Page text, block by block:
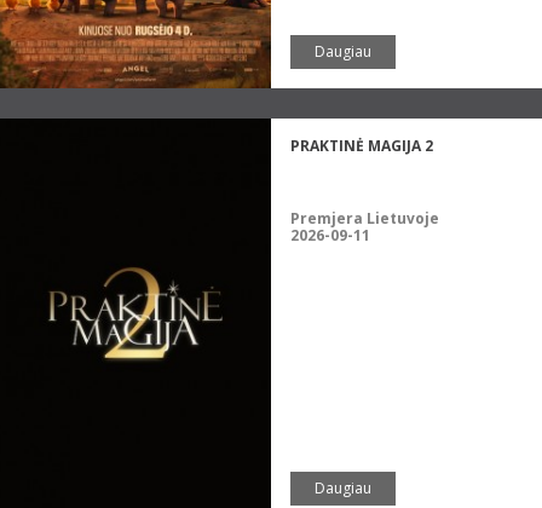
Daugiau
PRAKTINĖ MAGIJA 2
Premjera Lietuvoje
2026-09-11
Daugiau